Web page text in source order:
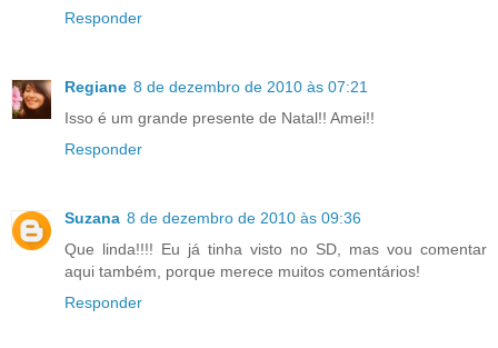
Responder
Regiane 8 de dezembro de 2010 às 07:21
Isso é um grande presente de Natal!! Amei!!
Responder
Suzana 8 de dezembro de 2010 às 09:36
Que linda!!!! Eu já tinha visto no SD, mas vou comentar
aqui também, porque merece muitos comentários!
Responder